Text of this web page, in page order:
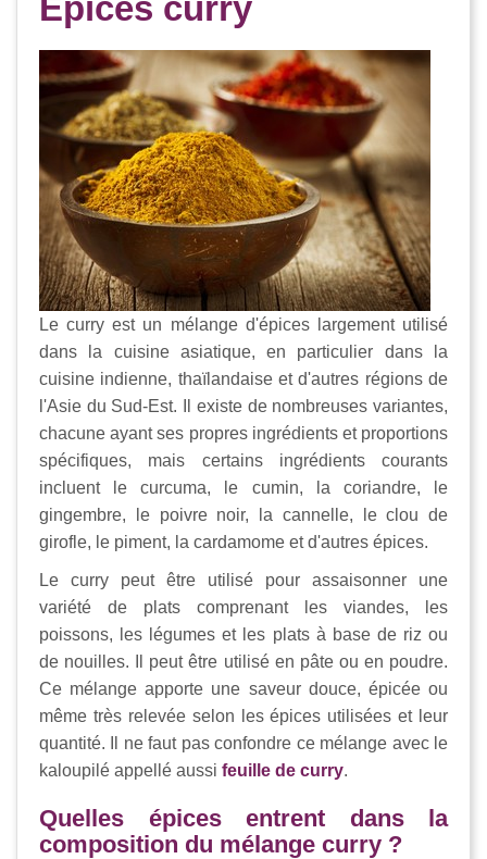
Épices curry
Le curry est un mélange d'épices largement utilisé
dans la cuisine asiatique, en particulier dans la
cuisine indienne, thaïlandaise et d'autres régions de
l'Asie du Sud-Est. Il existe de nombreuses variantes,
chacune ayant ses propres ingrédients et proportions
spécifiques, mais certains ingrédients courants
incluent le curcuma, le cumin, la coriandre, le
gingembre, le poivre noir, la cannelle, le clou de
girofle, le piment, la cardamome et d'autres épices.
Le curry peut être utilisé pour assaisonner une
variété de plats comprenant les viandes, les
poissons, les légumes et les plats à base de riz ou
de nouilles. Il peut être utilisé en pâte ou en poudre.
Ce mélange apporte une saveur douce, épicée ou
même très relevée selon les épices utilisées et leur
quantité. Il ne faut pas confondre ce mélange avec le
kaloupilé appellé aussi feuille de curry.
Quelles épices entrent dans la
composition du mélange curry ?